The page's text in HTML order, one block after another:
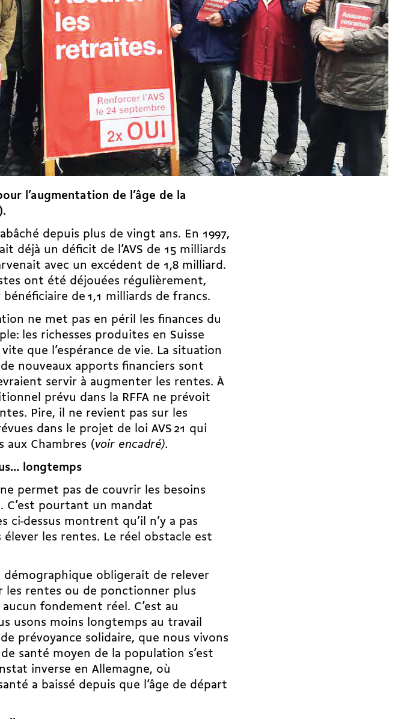
l’augmentation de l’âge de la
depuis plus de vingt ans. En 1997,
déjà un déficit de l’AVS de 15 milliards
avec un excédent de 1,8 milliard.
ont été déjouées régulièrement,
de 1,1 milliards de francs.
ne met pas en péril les finances du
les richesses produites en Suisse
que l’espérance de vie. La situation
nouveaux apports financiers sont
servir à augmenter les rentes. À
prévu dans la RFFA ne prévoit
Pire, il ne revient pas sur les
dans le projet de loi AVS 21 qui
aux Chambres (voir encadré).
longtemps
ne permet pas de couvrir les besoins
C’est pourtant un mandat
dessus montrent qu’il n’y a pas
les rentes. Le réel obstacle est
obligerait de relever
les rentes ou de ponctionner plus
aucun fondement réel. C’est au
usons moins longtemps au travail
prévoyance solidaire, que nous vivons
santé moyen de la population s’est
inverse en Allemagne, où
a baissé depuis que l’âge de départ